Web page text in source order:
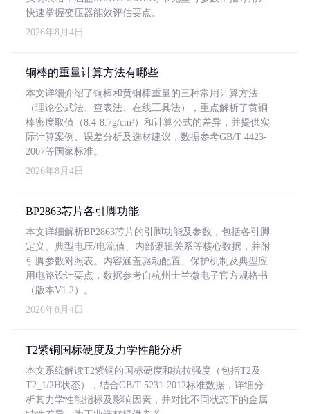
快速掌握变压器能效评估要点。
2026年8月4日
铜棒的重量计算方法有哪些
本文详细介绍了铜棒和黄铜棒重量的三种常用计算方法
（理论公式法、查表法、在线工具法），重点解析了黄铜
棒密度取值（8.4-8.7g/cm³）和计算公式的差异，并提供实
际计算案例、误差分析及选材建议，数据参考GB/T 4423-
2007等国家标准。
2026年8月4日
BP2863芯片各引脚功能
本文详细解析BP2863芯片的引脚功能及参数，包括各引脚
定义、典型电压/电流值、内部逻辑关系等核心数据，并附
引脚参数对照表。内容涵盖驱动配置、保护机制及典型应
用电路设计要点，数据参考自杭州士兰微电子官方规格书
（版本V1.2）。
2026年8月4日
T2紫铜国标硬度及力学性能分析
本文系统解读T2紫铜的国标硬度和抗拉强度（包括T2及
T2_1/2H状态），结合GB/T 5231-2012标准数据，详细分
析其力学性能指标及影响因素，并对比不同状态下的金属